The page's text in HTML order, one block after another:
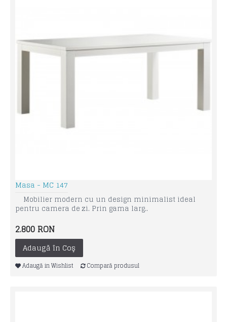
Masa - MC 147
Mobilier modern cu un design minimalist ideal
pentru camera de zi. Prin gama larg..
2.800 RON
Adaugă în Coş
Adaugă in Wishlist Compară produsul